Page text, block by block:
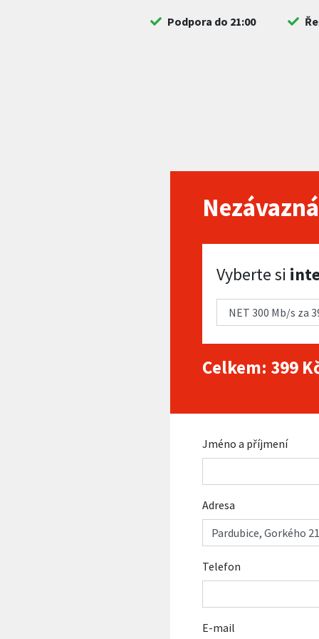
Podpora do 21:00
Vyberte si internet
Vyberte si
Celkem: 399
Jméno a příjmení
Adresa
Telefon
E-mail